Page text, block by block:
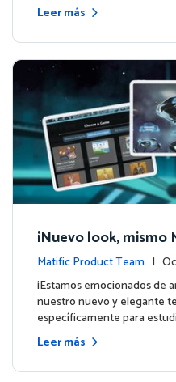
Leer más
¡Nuevo look, mismo
ósmica de
Matific Product Team |
de la plataforma
¡Estamos emocionados de
nuestro nuevo y elegante
específicamente para
Leer más